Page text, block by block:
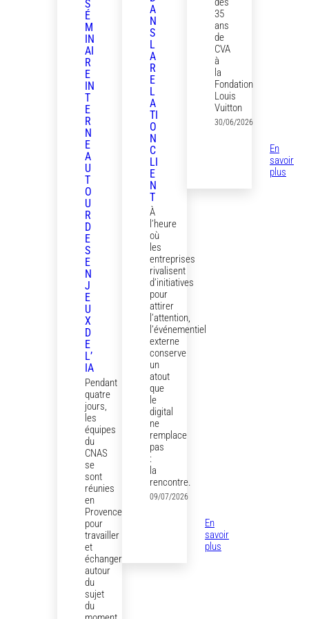
S
É
M
IN
AI
R
E
IN
T
E
R
N
E
A
U
T
O
U
R
D
E
S
E
N
J
E
U
X
D
E
L’
IA
Pendant
quatre
jours,
les
équipes
du
CNAS
se
sont
réunies
en
Provence
pour
travailler
et
échanger
autour
du
sujet
du
A
N
S
L
A
R
E
L
A
TI
O
N
C
LI
E
N
T
À
l’heure
où
les
entreprises
rivalisent
d’initiatives
pour
attirer
l’attention,
l’événementiel
externe
conserve
un
atout
que
le
digital
ne
remplace
pas
:
la
rencontre.
09/07/2026
En
savoir
plus
35
ans
de
CVA
à
la
Fondation
Louis
Vuitton
30/06/2026
En
savoir
plus